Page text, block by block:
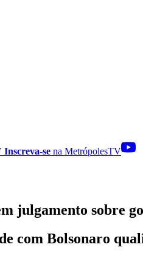
Inscreva-se na MetrópolesTV
julgamento sobre
com Bolsonaro